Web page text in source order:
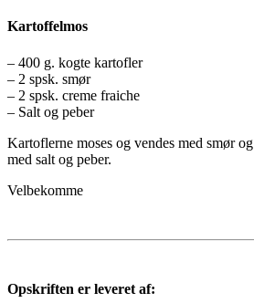
Kartoffelmos
– 400 g. kogte kartofler
– 2 spsk. smør
– 2 spsk. creme fraiche
– Salt og peber
Kartoflerne moses og vendes med smør
med salt og peber.
Velbekomme
Opskriften er leveret af: